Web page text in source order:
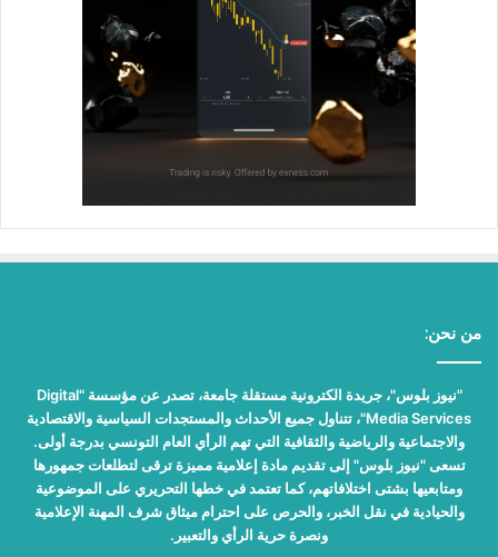
من نحن:
"نيوز بلوس"، جريدة الكترونية مستقلة جامعة، تصدر عن مؤسسة "Digital
Media Services"، تتناول جميع الأحداث والمستجدات السياسية والاقتصادية
والاجتماعية والرياضية والثقافية التي تهم الرأي العام التونسي بدرجة أولى.
تسعى "نيوز بلوس" إلى تقديم مادة إعلامية مميزة ترقى لتطلعات جمهورها
ومتابعيها بشتى اختلافاتهم، كما تعتمد في خطها التحريري على الموضوعية
والحيادية في نقل الخبر، والحرص على احترام ميثاق شرف المهنة الإعلامية
ونصرة حرية الرأي والتعبير.